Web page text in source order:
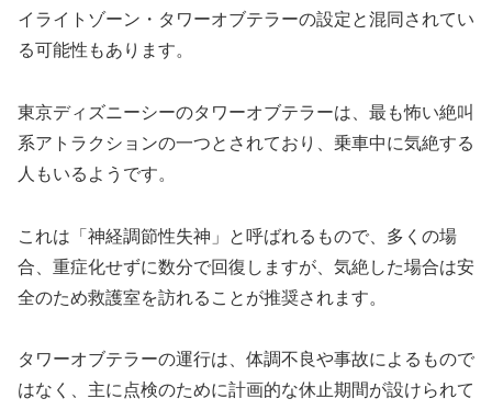
イライトゾーン・タワーオブテラーの設定と混同されてい
る可能性もあります。
東京ディズニーシーのタワーオブテラーは、最も怖い絶叫
系アトラクションの一つとされており、乗車中に気絶する
人もいるようです。
これは「神経調節性失神」と呼ばれるもので、多くの場
合、重症化せずに数分で回復しますが、気絶した場合は安
全のため救護室を訪れることが推奨されます。
タワーオブテラーの運行は、体調不良や事故によるもので
はなく、主に点検のために計画的な休止期間が設けられて